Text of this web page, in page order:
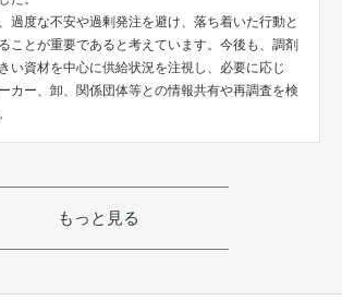
過度な不安や過剰発注を避け、落ち着いた行動と
ことが重要であると考えています。今後も、調剤
い資材を中心に供給状況を注視し、必要に応じ
カー、卸、関係団体等との情報共有や再調査を検
もっと見る